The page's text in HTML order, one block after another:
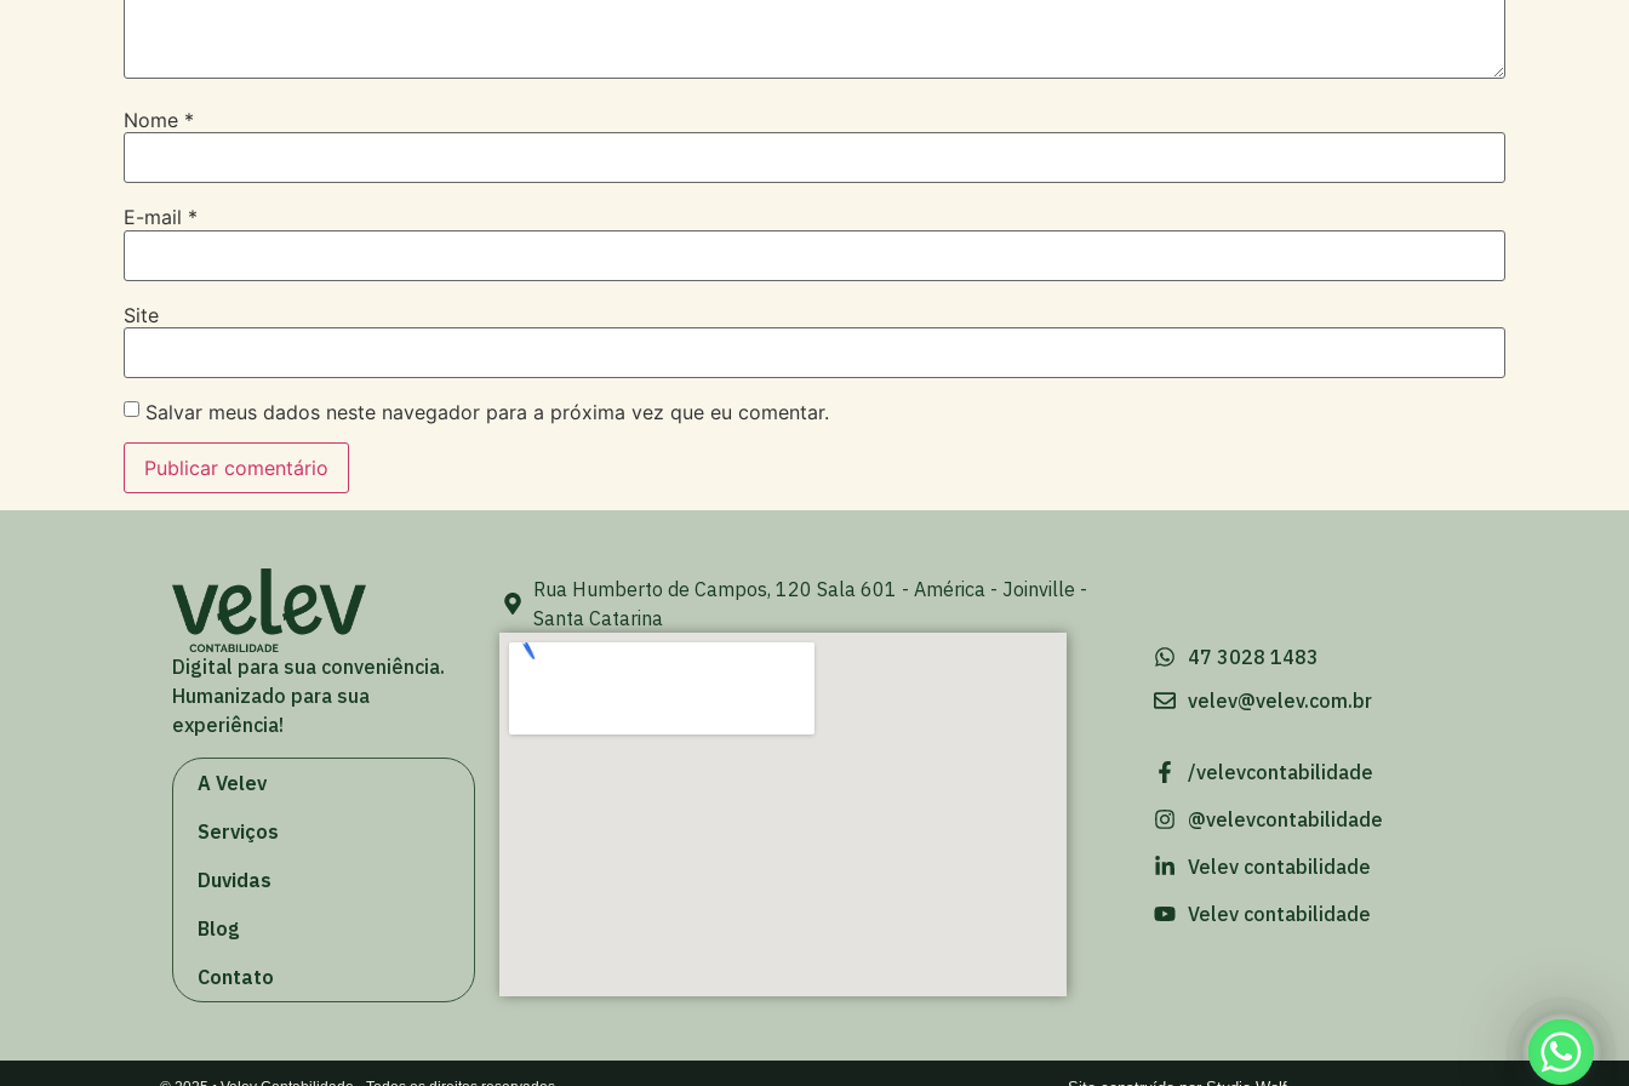
Nome *
E-mail *
Site
Salvar meus dados neste navegador para a próxima vez que eu comentar.
Digital para sua conveniência.
Humanizado para sua
experiência!
A Velev
Serviços
Duvidas
Blog
Contato
Rua Humberto de Campos, 120 Sala 601 - América - Joinville -
Santa Catarina
/velevcontabilidade
@velevcontabilidade
Velev contabilidade
Velev contabilidade
47 3028 1483
velev@velev.com.br